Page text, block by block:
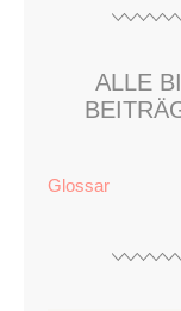
ALLE
Glossar